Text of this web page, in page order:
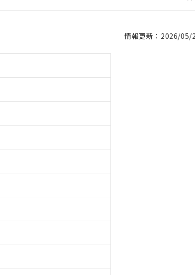
情報更新：2026/05/
ご利用ください。
非含有に対応した製品が提供可能な商品です。
有に対応した製品に切り替える予定のある商品です。
非含有の対応状況を調査中または確認中の商品です。
害物質有無と関係のない商品です。
いたものが、含有品と判明した場合などやむを得ず変更す